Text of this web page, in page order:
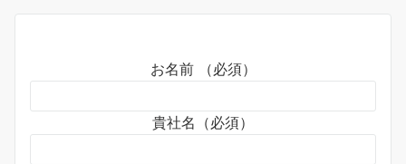
お名前 （必須）
貴社名（必須）